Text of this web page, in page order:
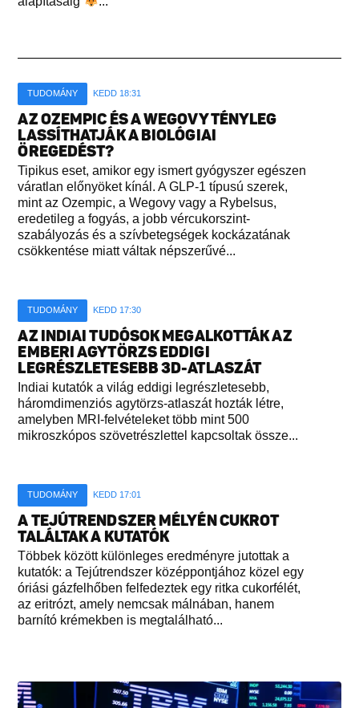
TUDOMÁNY KEDD 18:31
AZ OZEMPIC ÉS A WEGOVY TÉNYLEG
LASSÍTHATJÁK A BIOLÓGIAI
ÖREGEDÉST?
Tipikus eset, amikor egy ismert gyógyszer egészen
váratlan előnyöket kínál. A GLP-1 típusú szerek,
mint az Ozempic, a Wegovy vagy a Rybelsus,
eredetileg a fogyás, a jobb vércukorszint-
szabályozás és a szívbetegségek kockázatának
csökkentése miatt váltak népszerűvé...
TUDOMÁNY KEDD 17:30
AZ INDIAI TUDÓSOK MEGALKOTTÁK AZ
EMBERI AGYTÖRZS EDDIGI
LEGRÉSZLETESEBB 3D-ATLASZÁT
Indiai kutatók a világ eddigi legrészletesebb,
háromdimenziós agytörzs-atlaszát hozták létre,
amelyben MRI-felvételeket több mint 500
mikroszkópos szövetrészlettel kapcsoltak össze...
TUDOMÁNY KEDD 17:01
A TEJÚTRENDSZER MÉLYÉN CUKROT
TALÁLTAK A KUTATÓK
Többek között különleges eredményre jutottak a
kutatók: a Tejútrendszer középpontjához közel egy
óriási gázfelhőben felfedeztek egy ritka cukorfélét,
az eritrózt, amely nemcsak málnában, hanem
barnító krémekben is megtalálható...